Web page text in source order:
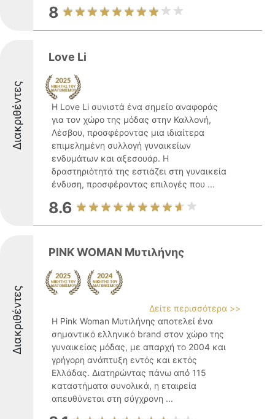
8
Διακριθέντες
Love Li
Η Love Li συνιστά ένα σημείο αναφοράς
για τον χώρο της μόδας στην Καλλονή,
Λέσβου, προσφέροντας μια ιδιαίτερα
επιμελημένη συλλογή γυναικείων
ενδυμάτων και αξεσουάρ. Η
δραστηριότητά της εστιάζει στη γυναικεία
ένδυση, προσφέροντας επιλογές που ...
8.6
Διακριθέντες
PINK WOMAN Mυτιλήνης
Δείτε περισσότερα >>
Η Pink Woman Μυτιλήνης αποτελεί ένα
σημαντικό ελληνικό brand στον χώρο της
γυναικείας μόδας, με απαρχή το 2004 και
γρήγορη ανάπτυξη εντός και εκτός
Ελλάδας. Διατηρώντας πάνω από 115
καταστήματα συνολικά, η εταιρεία
απευθύνεται στη σύγχρονη ...